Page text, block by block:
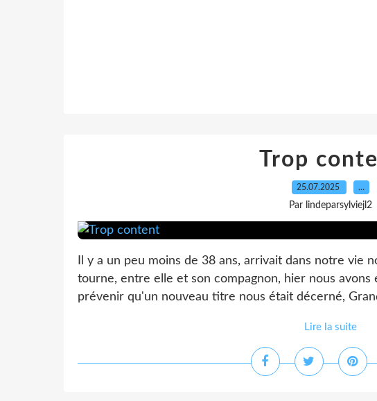
Trop
25.07.2025 …
Par lindeparsylviejl2
Il y a un peu moins de 38 ans, arrivait dans notre vie
tourne, entre elle et son compagnon, hier nous
prévenir qu'un nouveau titre nous était décerné,
Lire la suite